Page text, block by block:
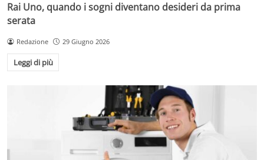
Rai Uno, quando i sogni diventano desideri da prima
serata
Redazione 29 Giugno 2026
Leggi di più